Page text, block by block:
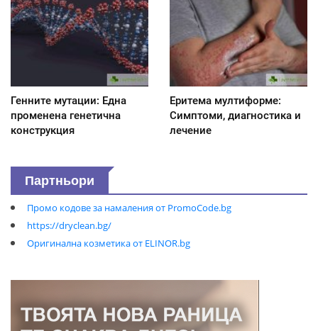
Генните мутации: Една
променена генетична
конструкция
Еритема мултиформе:
Симптоми, диагностика и
лечение
Партньори
Промо кодове за намаления от PromoCode.bg
https://dryclean.bg/
Оригинална козметика от ELINOR.bg